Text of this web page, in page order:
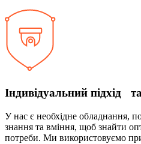
Індивідуальний підхід
У нас є необхідне обладнання,
знання та вміння, щоб знайти
потреби. Ми використовуємо